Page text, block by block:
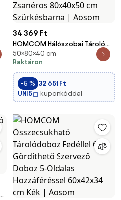
34 369 Ft
HOMCOM Hálószobai Tároló
Ládák 95 L Tároló Puffal, Fedéllel
- Multifunkciós, Biztonsági
Zsanéros 80x40x50 cm
Szürkésbarna | Aosom
50×80×40 cm
Raktáron
-5 % 32 651 Ft
UNI5
kuponkóddal